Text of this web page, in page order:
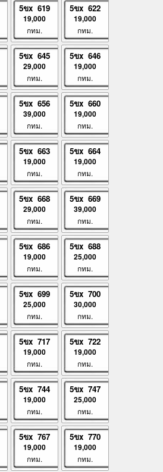
5ขx 619
19,000
กทม.
5ขx 622
19,000
กทม.
5ขx 645
29,000
กทม.
5ขx 646
19,000
กทม.
5ขx 656
39,000
กทม.
5ขx 660
19,000
กทม.
5ขx 663
19,000
กทม.
5ขx 664
19,000
กทม.
5ขx 668
29,000
กทม.
5ขx 669
39,000
กทม.
5ขx 686
19,000
กทม.
5ขx 688
25,000
กทม.
5ขx 699
25,000
กทม.
5ขx 700
30,000
กทม.
5ขx 717
19,000
กทม.
5ขx 722
19,000
กทม.
5ขx 744
19,000
กทม.
5ขx 747
25,000
กทม.
5ขx 767
19,000
กทม.
5ขx 770
19,000
กทม.